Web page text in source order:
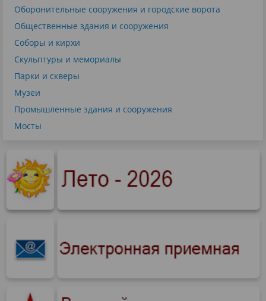
Оборонительные сооружения и городские ворота
Общественные здания и сооружения
Соборы и кирхи
Скульптуры и мемориалы
Парки и скверы
Музеи
Промышленные здания и сооружения
Мосты